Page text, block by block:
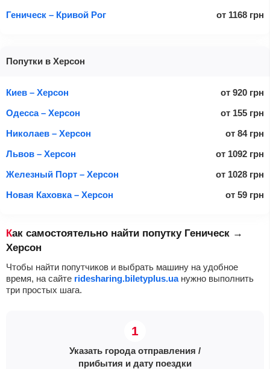
Геническ – Кривой Рог
от 1168 грн
Попутки в Херсон
Киев – Херсон от 920 грн
Одесса – Херсон
от 155 грн
Николаев – Херсон
от 84 грн
Львов – Херсон
от 1092 грн
Железный Порт – Херсон
от 1028 грн
Новая Каховка – Херсон
от 59 грн
Как самостоятельно найти попутку Геническ →
Херсон
Чтобы найти попутчиков и выбрать машину на удобное
время, на сайте ridesharing.biletyplus.uaнужно выполнить
три простых шага.
Указать города отправления /
прибытия и дату поездки